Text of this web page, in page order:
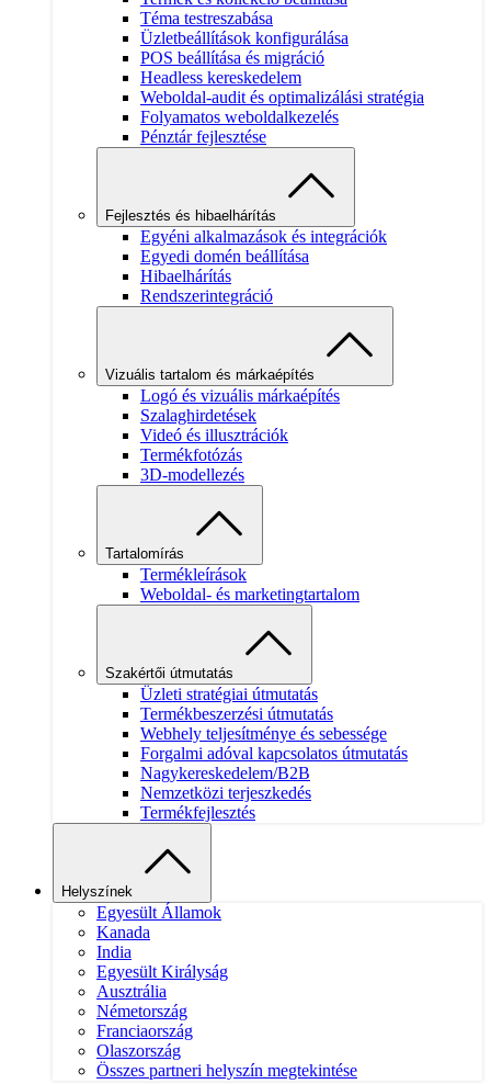
Téma testreszabása
Üzletbeállítások konfigurálása
POS beállítása és migráció
Headless kereskedelem
Weboldal-audit és optimalizálási stratégia
Folyamatos weboldalkezelés
Pénztár fejlesztése
Fejlesztés és hibaelhárítás
Egyéni alkalmazások és integrációk
Egyedi domén beállítása
Hibaelhárítás
Rendszerintegráció
Vizuális tartalom és márkaépítés
Logó és vizuális márkaépítés
Szalaghirdetések
Videó és illusztrációk
Termékfotózás
3D-modellezés
Tartalomírás
Termékleírások
Weboldal- és marketingtartalom
Szakértői útmutatás
Üzleti stratégiai útmutatás
Termékbeszerzési útmutatás
Webhely teljesítménye és sebessége
Forgalmi adóval kapcsolatos útmutatás
Nagykereskedelem/B2B
Nemzetközi terjeszkedés
Termékfejlesztés
Helyszínek
Egyesült Államok
Kanada
India
Egyesült Királyság
Ausztrália
Németország
Franciaország
Olaszország
Összes partneri helyszín megtekintése